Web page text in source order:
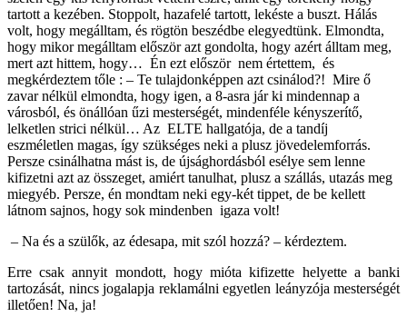
tartott a kezében. Stoppolt, hazafelé tartott, lekéste a buszt. Hálás
volt, hogy megálltam, és rögtön beszédbe elegyedtünk. Elmondta,
hogy mikor megálltam először azt gondolta, hogy azért álltam meg,
mert azt hittem, hogy… Én ezt először nem értettem, és
megkérdeztem tőle : – Te tulajdonképpen azt csinálod?! Mire ő
zavar nélkül elmondta, hogy igen, a 8-asra jár ki mindennap a
városból, és önállóan űzi mesterségét, mindenféle kényszerítő,
lelketlen strici nélkül… Az ELTE hallgatója, de a tandíj
eszméletlen magas, így szükséges neki a plusz jövedelemforrás.
Persze csinálhatna mást is, de újsághordásból esélye sem lenne
kifizetni azt az összeget, amiért tanulhat, plusz a szállás, utazás meg
miegyéb. Persze, én mondtam neki egy-két tippet, de be kellett
látnom sajnos, hogy sok mindenben igaza volt!
– Na és a szülők, az édesapa, mit szól hozzá? – kérdeztem.
Erre csak annyit mondott, hogy mióta kifizette helyette a banki
tartozását, nincs jogalapja reklamálni egyetlen leányzója mesterségét
illetően! Na, ja!